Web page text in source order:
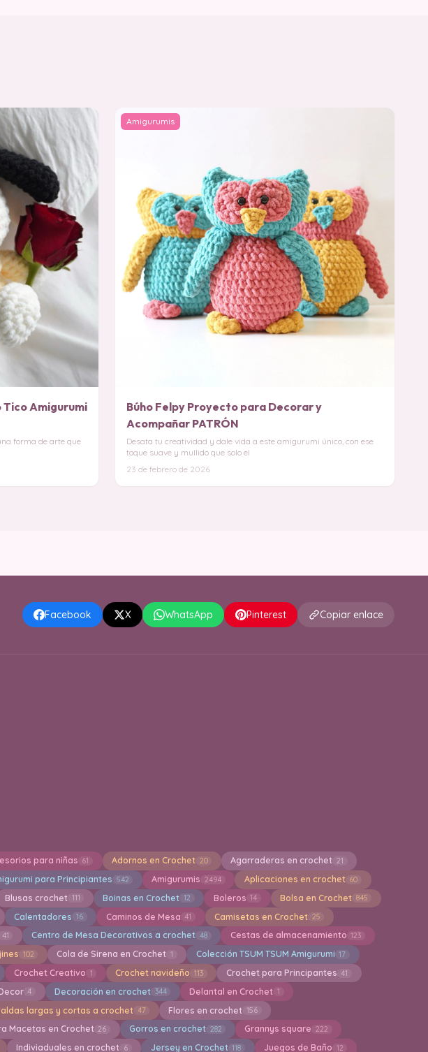
Tico Amigurumi
forma de arte que
Amigurumis
Búho Felpy Proyecto para Decorar y
Acompañar PATRÓN
Desata tu creatividad y dale vida a este amigurumi único, con ese
toque suave y mullido que solo el
23 de febrero de 2026
Facebook X WhatsApp Pinterest Copiar enlace
para niñas 61 Adornos en Crochet 20 Agarraderas en crochet 21
para Principiantes 542 Amigurumis 2494 Aplicaciones en crochet 60
Blusas crochet 111 Boinas en Crochet 12 Boleros 14 Bolsa en Crochet 845
Calentadores 16 Caminos de Mesa 41 Camisetas en Crochet 25
41 Centro de Mesa Decorativos a crochet 48 Cestas de almacenamiento 123
102 Cola de Sirena en Crochet 1 Colección TSUM TSUM Amigurumi 17
Crochet Creativo 1 Crochet navideño 113 Crochet para Principantes 41
4 Decoración en crochet 344 Delantal en Crochet 1
largas y cortas a crochet 47 Flores en crochet 156
Macetas en Crochet 26 Gorros en crochet 282 Grannys square 222
Indiviaduales en crochet 6 Jersey en Crochet 118 Juegos de Baño 12